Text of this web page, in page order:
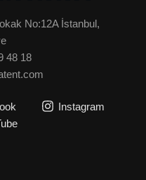
No:12A İstanbul,
48 18
Instagram